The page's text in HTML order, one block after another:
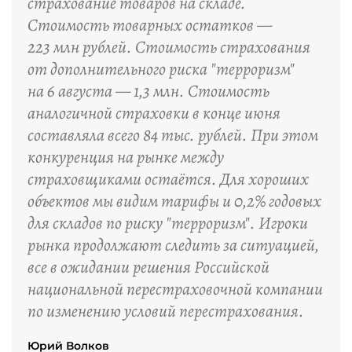
Стоимость товарных остатков —
223 млн рублей. Стоимость страхования
от дополнительного риска "терроризм"
на 6 августа — 1,3 млн. Стоимость
аналогичной страховки в конце июня
составляла всего 84 тыс. рублей. При этом
конкуренция на рынке между
страховщиками остаётся. Для хороших
объектов мы видим тарифы и 0,2% годовых
для складов по риску "терроризм". Игроки
рынка продолжают следить за ситуацией,
все в ожидании решения Российской
национальной перестраховочной компании
по изменению условий перестрахования.
Юрий Волков